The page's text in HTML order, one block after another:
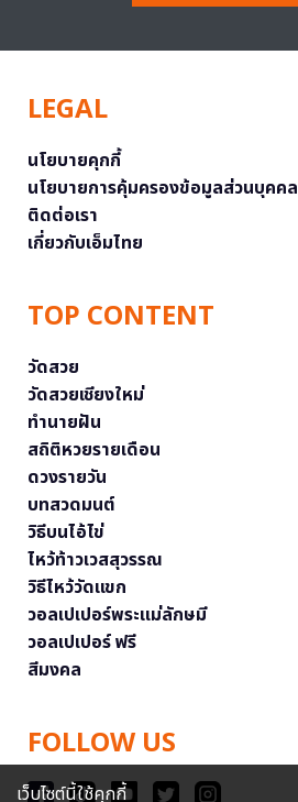
LEGAL
นโยบายคุกกี้
นโยบายการคุ้มครองข้อมูลส่วนบุคคล
ติดต่อเรา
เกี่ยวกับเอ็มไทย
TOP CONTENT
วัดสวย
วัดสวยเชียงใหม่
ทำนายฝัน
สถิติหวยรายเดือน
ดวงรายวัน
บทสวดมนต์
วิธีบนไอ้ไข่
ไหว้ท้าวเวสสุวรรณ
วิธีไหว้วัดแขก
วอลเปเปอร์พระแม่ลักษมี
วอลเปเปอร์ ฟรี
สีมงคล
FOLLOW US
เว็บไซต์นี้ใช้คุกกี้